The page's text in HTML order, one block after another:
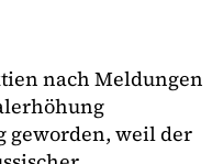
nach Meldungen
geworden, weil der